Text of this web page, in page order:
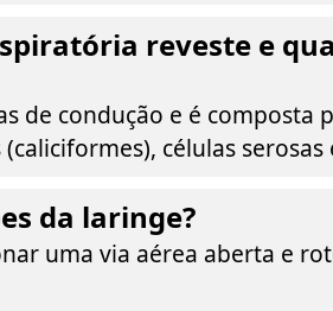
reveste e
de condução e é composta
células serosas
da laringe?
uma via aérea aberta e